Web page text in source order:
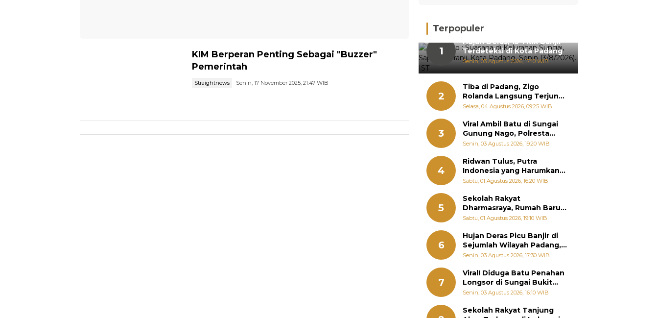
KIM Berperan Penting Sebagai "Buzzer"
Pemerintah
Straightnews Senin, 17 November 2025, 21:47 WIB
Terpopuler
1
Hujan Deras, 15 Titik Banjir
Terdeteksi di Kota Padang
Senin, 03 Agustus 2026, 17:10 WIB
2
Tiba di Padang, Zigo
Rolanda Langsung Terjun
Bantu Warga Terdampak
Selasa, 04 Agustus 2026, 09:25 WIB
3
Viral Ambil Batu di Sungai
Gunung Nago, Polresta
Padang Ungkap Fakta
Senin, 03 Agustus 2026, 19:20 WIB
4
Ridwan Tulus, Putra
Indonesia yang Harumkan
Nama Bangsa hingga
Jepang
Sabtu, 01 Agustus 2026, 16:20 WIB
5
Sekolah Rakyat
Dharmasraya, Rumah Baru
268 Anak Menggapai Mimpi
Kemiskinan
Sabtu, 01 Agustus 2026, 19:10 WIB
6
Hujan Deras Picu Banjir di
Sejumlah Wilayah Padang,
Fadly Amran Perintahkan
Senin, 03 Agustus 2026, 17:30 WIB
7
Viral! Diduga Batu Penahan
Longsor di Sungai Bukit
Nago Padang Diambil, Warga
Senin, 03 Agustus 2026, 16:10 WIB
Sekolah Rakyat Tanjung